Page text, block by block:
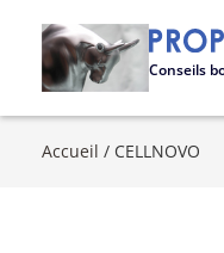
Conseils
Accueil / CELLNOVO